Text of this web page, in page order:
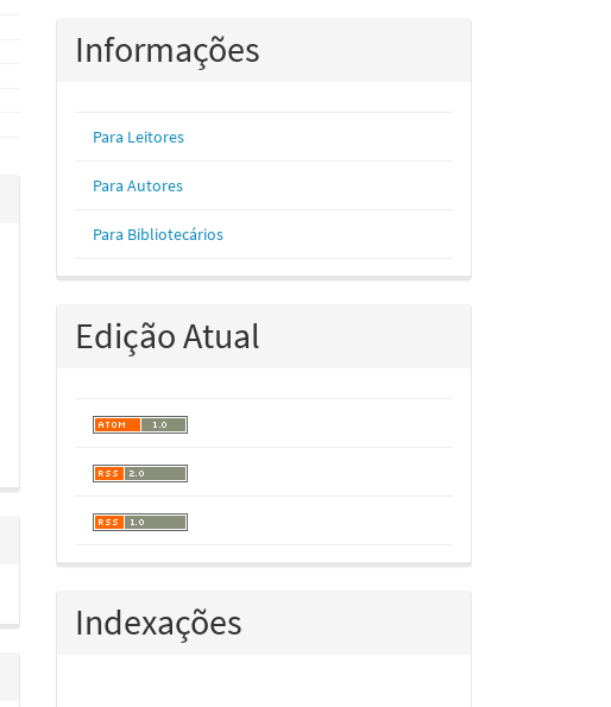
Informações
Para Leitores
Para Autores
Para Bibliotecários
Edição Atual
Indexações